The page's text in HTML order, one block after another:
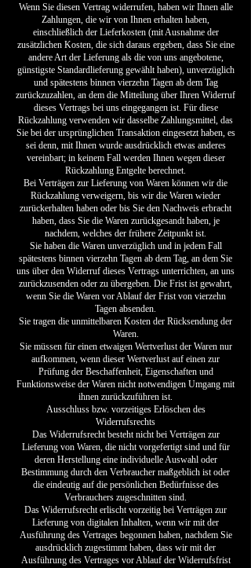
Wenn Sie diesen Vertrag widerrufen, haben wir Ihnen alle
Zahlungen, die wir von Ihnen erhalten haben,
einschließlich der Lieferkosten (mit Ausnahme der
zusätzlichen Kosten, die sich daraus ergeben, dass Sie eine
andere Art der Lieferung als die von uns angebotene,
günstigste Standardlieferung gewählt haben), unverzüglich
und spätestens binnen vierzehn Tagen ab dem Tag
zurückzuzahlen, an dem die Mitteilung über Ihren Widerruf
dieses Vertrags bei uns eingegangen ist. Für diese
Rückzahlung verwenden wir dasselbe Zahlungsmittel, das
Sie bei der ursprünglichen Transaktion eingesetzt haben, es
sei denn, mit Ihnen wurde ausdrücklich etwas anderes
vereinbart; in keinem Fall werden Ihnen wegen dieser
Rückzahlung Entgelte berechnet.
Bei Verträgen zur Lieferung von Waren können wir die
Rückzahlung verweigern, bis wir die Waren wieder
zurückerhalten haben oder bis Sie den Nachweis erbracht
haben, dass Sie die Waren zurückgesandt haben, je
nachdem, welches der frühere Zeitpunkt ist.
Sie haben die Waren unverzüglich und in jedem Fall
spätestens binnen vierzehn Tagen ab dem Tag, an dem Sie
uns über den Widerruf dieses Vertrags unterrichten, an uns
zurückzusenden oder zu übergeben. Die Frist ist gewahrt,
wenn Sie die Waren vor Ablauf der Frist von vierzehn
Tagen absenden.
Sie tragen die unmittelbaren Kosten der Rücksendung der
Waren.
Sie müssen für einen etwaigen Wertverlust der Waren nur
aufkommen, wenn dieser Wertverlust auf einen zur
Prüfung der Beschaffenheit, Eigenschaften und
Funktionsweise der Waren nicht notwendigen Umgang mit
ihnen zurückzuführen ist.
Ausschluss bzw. vorzeitiges Erlöschen des
Widerrufsrechts
Das Widerrufsrecht besteht nicht bei Verträgen zur
Lieferung von Waren, die nicht vorgefertigt sind und für
deren Herstellung eine individuelle Auswahl oder
Bestimmung durch den Verbraucher maßgeblich ist oder
die eindeutig auf die persönlichen Bedürfnisse des
Verbrauchers zugeschnitten sind.
Das Widerrufsrecht erlischt vorzeitig bei Verträgen zur
Lieferung von digitalen Inhalten, wenn wir mit der
Ausführung des Vertrages begonnen haben, nachdem Sie
ausdrücklich zugestimmt haben, dass wir mit der
Ausführung des Vertrages vor Ablauf der Widerrufsfrist